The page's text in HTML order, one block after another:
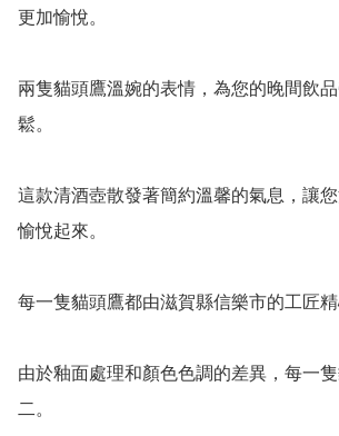
更加愉悅。
兩隻貓頭鷹溫婉的表情，為您的晚間飲
鬆。
這款清酒壺散發著簡約溫馨的氣息，讓
愉悅起來。
每一隻貓頭鷹都由滋賀縣信樂市的工匠精
由於釉面處理和顏色色調的差異，每一
二。